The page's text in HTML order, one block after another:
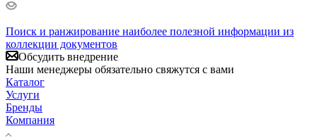
Поиск и ранжирование наиболее полезной информации из
коллекции документов
Обсудить внедрение
Наши менеджеры обязательно свяжутся с вами
Каталог
Услуги
Бренды
Компания